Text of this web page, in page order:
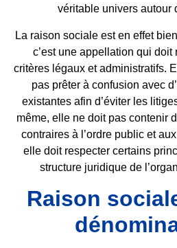
véritable univers autour
La raison sociale est en effet
c’est une appellation qui
critères légaux et administratifs.
pas prêter à confusion avec
existantes afin d’éviter les
même, elle ne doit pas contenir
contraires à l’ordre public et
elle doit respecter certains
structure juridique de
Raison